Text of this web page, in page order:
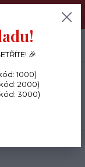
den, KREATIVNÍ
Menu
🎉
1000)
2000)
3000)